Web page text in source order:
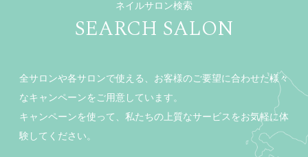
ネイルサロン検索
SEARCH SALON
全サロンや各サロンで使える、お客様のご要望に合わせた様々
なキャンペーンをご用意しています。
キャンペーンを使って、私たちの上質なサービスをお気軽に体
験してください。